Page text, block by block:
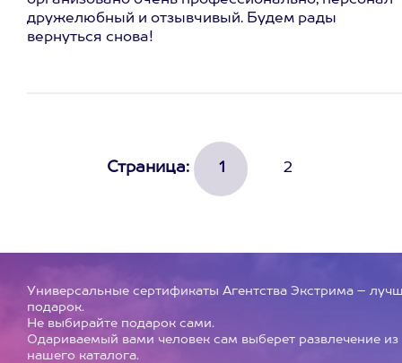
дружелюбный и отзывчивый. Будем рады
вернуться снова!
Страница: 1 2
Универсальные сертификаты Агентства Экстрима –
подарок.
Не выбирайте подарок сами.
Одариваемый вами человек сам выберет развлечение из
нашего каталога.